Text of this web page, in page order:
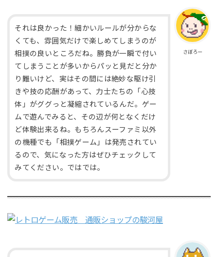
さぼろー
それは良かった！細かいルールが分からな
くても、雰囲気だけで楽しめてしまうのが
相撲の良いところだね。勝負が一瞬で付い
てしまうことが多いからパッと見だと分か
り難いけど、実はその間には絶妙な駆け引
きや技の応酬があって、力士たちの「心技
体」がググっと凝縮されているんだ。ゲー
ムで遊んでみると、その辺が何となくだけ
ど体験出来るね。もちろんスーファミ以外
の機種でも「相撲ゲーム」は発売されてい
るので、気になった方はぜひチェックして
みてください。ではでは。